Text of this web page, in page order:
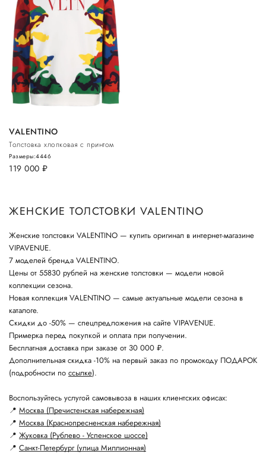
VALENTINO
Толстовка хлопковая с принтом
119 000 руб.
Размеры:4446
ЖЕНСКИЕ ТОЛСТОВКИ VALENTINO
Женские толстовки VALENTINO — купить оригинал в интернет-магазине
VIPAVENUE.
7 моделей бренда VALENTINO.
Цены от 55830 рублей на женские толстовки — модели новой
коллекции сезона.
Новая коллекция VALENTINO — самые актуальные модели сезона в
каталоге.
Скидки до -50% — спецпредложения на сайте VIPAVENUE.
Примерка перед покупкой и оплата при получении.
Бесплатная доставка при заказе от 30 000 ₽.
Дополнительная скидка -10% на первый заказ по промокоду ПОДАРОК
(подробности по ссылке).
Воспользуйтесь услугой самовывоза в наших клиентских офисах:
📍 Москва (Пречистенская набережная)
📍 Москва (Краснопресненская набережная)
📍 Жуковка (Рублево - Успенское шоссе)
📍 Санкт-Петербург (улица Миллионная)